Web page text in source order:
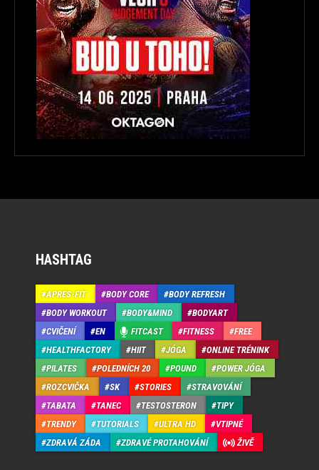
HASHTAG
APRÉS-FIT BODY CORE
BODY REFRESH
BODY WORKOUT
BODY&MIND
BODYART
CVIČENÍ
EN FITCAST FITNESS
FREE
HEALTHFACTORY
HIIT JÓGA
ONLINE TRÉNINK
PILATES
POLEDNÍCH 20 POUND
POWER JÓGA
ROZCVIČKA
SK STORIES
STRAVOVÁNÍ
TABATA
TANEC TESTOSTERON
TIPY
TRENDY
TUTORIALS ULTRA HD
VTIPNÉ
ZDRAVÁ ZÁDA
ZDRAVÉ PROTAHOVÁNÍ ŽIVĚ